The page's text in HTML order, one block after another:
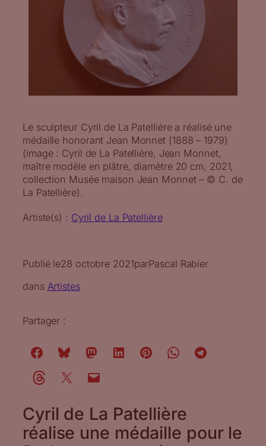
Le sculpteur Cyril de La Patellière a réalisé une
médaille honorant Jean Monnet (1888 – 1979)
(image : Cyril de La Patellière, Jean Monnet,
maître modèle en plâtre, diamètre 20 cm, 2021,
collection Musée maison Jean Monnet – © C. de
La Patellière).
Artiste(s) : Cyril de La Patellière
Publié le28 octobre 2021parPascal Rabier
dans Artistes
Partager :
Cyril de La Patellière
réalise une médaille pour le